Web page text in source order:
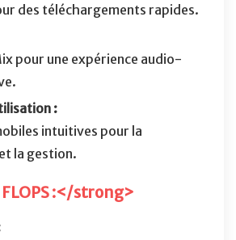
des téléchargements rapides.
pour une expérience audio-
:
intuitives pour la
la gestion.
:</strong>